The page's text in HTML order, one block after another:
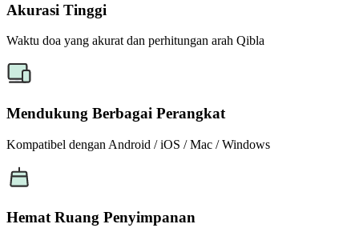
Akurasi Tinggi
Waktu doa yang akurat dan perhitungan arah Qibla
Mendukung Berbagai Perangkat
Kompatibel dengan Android / iOS / Mac / Windows
Hemat Ruang Penyimpanan